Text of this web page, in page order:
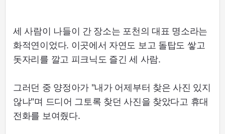
세 사람이 나들이 간 장소는 포천의 대표 명소라는
화적연이었다. 이곳에서 자연도 보고 돌탑도 쌓고
돗자리를 깔고 피크닉도 즐긴 세 사람.
그러던 중 양정아가 "내가 어제부터 찾은 사진 있지
않냐"며 드디어 그토록 찾던 사진을 찾았다고 휴대
전화를 보여줬다.